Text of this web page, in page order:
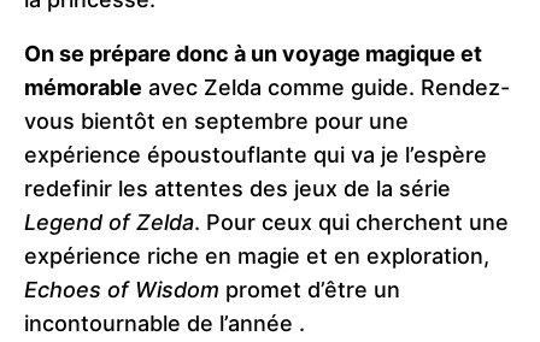
On se prépare donc à un voyage magique et
mémorable avec Zelda comme guide. Rendez-
vous bientôt en septembre pour une
expérience époustouflante qui va je l’espère
redefinir les attentes des jeux de la série
Legend of Zelda. Pour ceux qui cherchent une
expérience riche en magie et en exploration,
Echoes of Wisdom promet d’être un
incontournable de l’année​ ​.